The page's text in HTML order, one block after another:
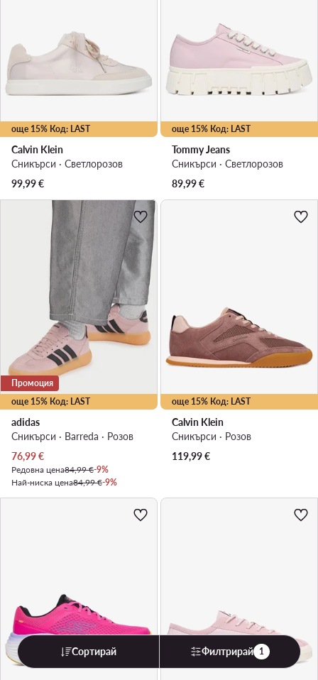
още 15% Код: LAST
Calvin Klein
Сникърси · Светлорозов
99,99€
още 15% Код: LAST
Tommy Jeans
Сникърси · Светлорозов
89,99€
още 15% Код: LAST
Промоция
adidas
Сникърси · Barreda · Розов
Актуална цена
76,99€
Редовна цена84,99 €-9%
Най-ниска цена84,99 €-9%
още 15% Код: LAST
Calvin Klein
Сникърси · Розов
119,99€
Сортирай Филтрирай 1